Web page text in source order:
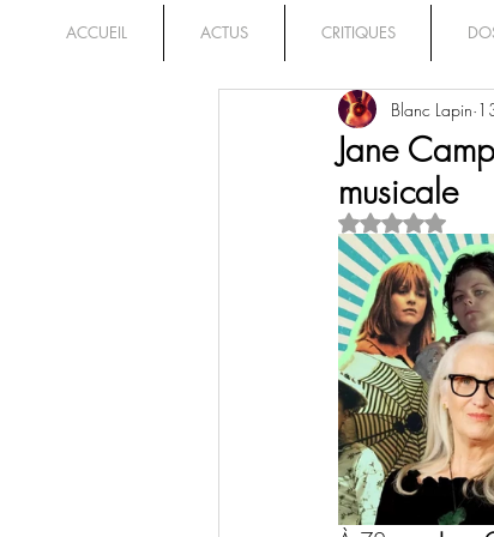
ACCUEIL ACTUS CRITIQUES
Jane
musicale
Blanc Lapin
Noté NaN